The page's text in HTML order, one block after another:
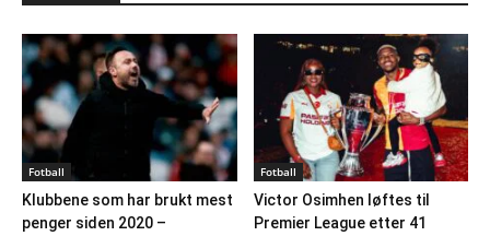
Fotball
Klubbene som har brukt mest
penger siden 2020 –
Fotball
Victor Osimhen løftes til
Premier League etter 41